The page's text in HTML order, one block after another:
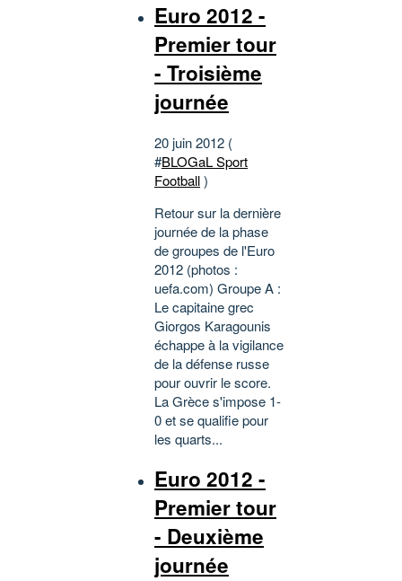
Euro 2012 -
Premier tour
- Troisième
journée
20 juin 2012 (
#BLOGaL Sport
Football)
Retour sur la dernière
journée de la phase
de groupes de l'Euro
2012 (photos :
uefa.com) Groupe A :
Le capitaine grec
Giorgos Karagounis
échappe à la vigilance
de la défense russe
pour ouvrir le score.
La Grèce s'impose 1-
0 et se qualifie pour
les quarts...
Euro 2012 -
Premier tour
- Deuxième
journée